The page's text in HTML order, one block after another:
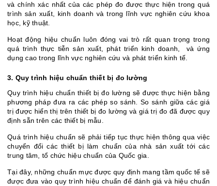
và chính xác nhất của các phép đo được thực hiện trong quá
trình sản xuất, kinh doanh và trong lĩnh vực nghiên cứu khoa
học, kỹ thuật.
Hoạt động hiệu chuẩn luôn đóng vai trò rất quan trọng trong
quá trình thực tiễn sản xuất, phát triển kinh doanh, và ứng
dụng cao trong lĩnh vực nghiên cứu và phát triển kinh tế.
3. Quy trình hiệu chuẩn thiết bị đo lường
Quy trình hiệu chuẩn thiết bị đo lường sẽ được thực hiện bằng
phương pháp đưa ra các phép so sánh. So sánh giữa các giá
trị được hiển thị trên thiết bị đo lường và giá trị đo đã được quy
định sẵn trên các thiết bị mẫu.
Quá trình hiệu chuẩn sẽ phải tiếp tục thực hiện thông qua việc
chuyển đổi các thiết bị làm chuẩn của nhà sản xuất tới các
trung tâm, tổ chức hiệu chuẩn của Quốc gia.
Tại đây, những chuẩn mực được quy định mang tầm quốc tế sẽ
được đưa vào quy trình hiệu chuẩn để đánh giá và hiệu chuẩn